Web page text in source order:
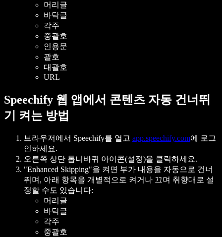
머리글
바닥글
각주
중괄호
인용문
괄호
대괄호
URL
Speechify 웹 앱에서 콘텐츠 자동 건너뛰
기 켜는 방법
브라우저에서 Speechify를 열고 app.speechify.com에 로그
인하세요.
오른쪽 상단 톱니바퀴 아이콘(설정)을 클릭하세요.
"Enhanced Skipping"을 켜면 부가 내용을 자동으로 건너
뛰며, 아래 항목을 개별적으로 켜거나 끄며 취향대로 설
정할 수도 있습니다:
머리글
바닥글
각주
중괄호